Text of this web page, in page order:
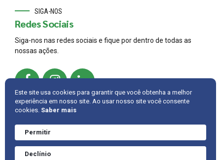
SIGA-NOS
Redes Sociais
Siga-nos nas redes sociais e fique por dentro de todas as
nossas ações.
INTRANET
Este site usa cookies para garantir que você obtenha a melhor
experiência em nosso site. Ao usar nosso site você consente
cookies. Saber mais
Permitir
Declínio
Precisa de ajuda?
Converve agora